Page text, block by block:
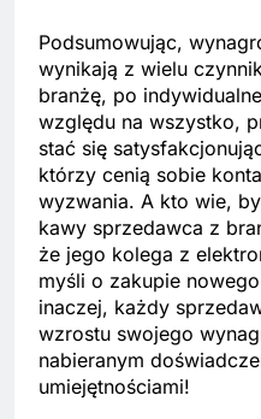
Podsumowując,
wynikają z wielu
branżę, po
względu na wszystko,
stać się
którzy cenią sobie
wyzwania. A kto wie,
kawy sprzedawca z
że jego kolega z
myśli o zakupie
inaczej, każdy
wzrostu swojego
nabieranym
umiejętnościami!